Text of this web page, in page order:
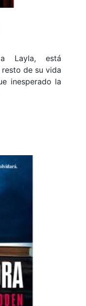
Layla, está
de su vida
inesperado la